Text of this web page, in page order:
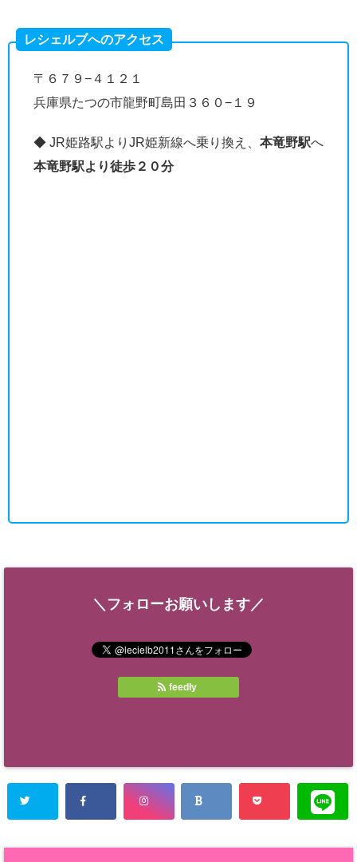
レシェルブへのアクセス
〒６７９−４１２１
兵庫県たつの市龍野町島田３６０−１９
◆ JR姫路駅よりJR姫新線へ乗り換え、 本竜野駅へ
本竜野駅より徒歩２０分
＼フォローお願いします／
feedly